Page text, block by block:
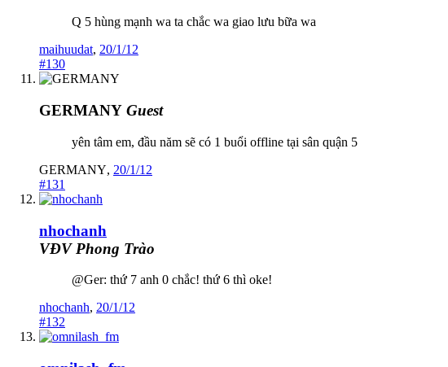
Q 5 hùng mạnh wa ta chắc wa giao lưu bữa wa
maihuudat, 20/1/12
#130
GERMANY Guest
yên tâm em, đầu năm sẽ có 1 buổi offline tại sân quận 5
GERMANY, 20/1/12
#131
nhochanh
VĐV Phong Trào
@Ger: thứ 7 anh 0 chắc! thứ 6 thì oke!
nhochanh, 20/1/12
#132